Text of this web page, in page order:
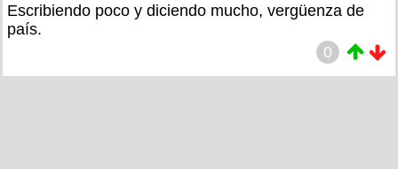
Escribiendo poco y diciendo mucho, vergüenza de
país.
0